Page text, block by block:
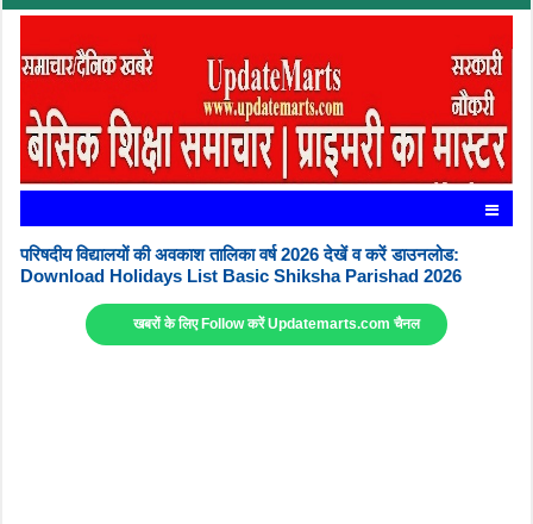
परिषदीय विद्यालयों की अवकाश तालिका वर्ष 2026 देखें व करें डाउनलोड:
Download Holidays List Basic Shiksha Parishad 2026
खबरों के लिए Follow करें Updatemarts.com चैनल